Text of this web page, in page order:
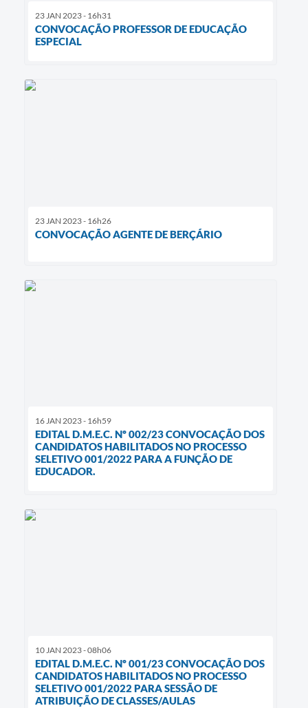
23 JAN 2023 - 16h31
CONVOCAÇÃO PROFESSOR DE EDUCAÇÃO
ESPECIAL
23 JAN 2023 - 16h26
CONVOCAÇÃO AGENTE DE BERÇÁRIO
16 JAN 2023 - 16h59
EDITAL D.M.E.C. Nº 002/23 CONVOCAÇÃO DOS
CANDIDATOS HABILITADOS NO PROCESSO
SELETIVO 001/2022 PARA A FUNÇÃO DE
EDUCADOR.
10 JAN 2023 - 08h06
EDITAL D.M.E.C. Nº 001/23 CONVOCAÇÃO DOS
CANDIDATOS HABILITADOS NO PROCESSO
SELETIVO 001/2022 PARA SESSÃO DE
ATRIBUIÇÃO DE CLASSES/AULAS